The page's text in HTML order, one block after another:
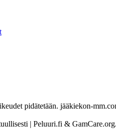
pidätetään. jääkiekon-
| Peluuri.fi &